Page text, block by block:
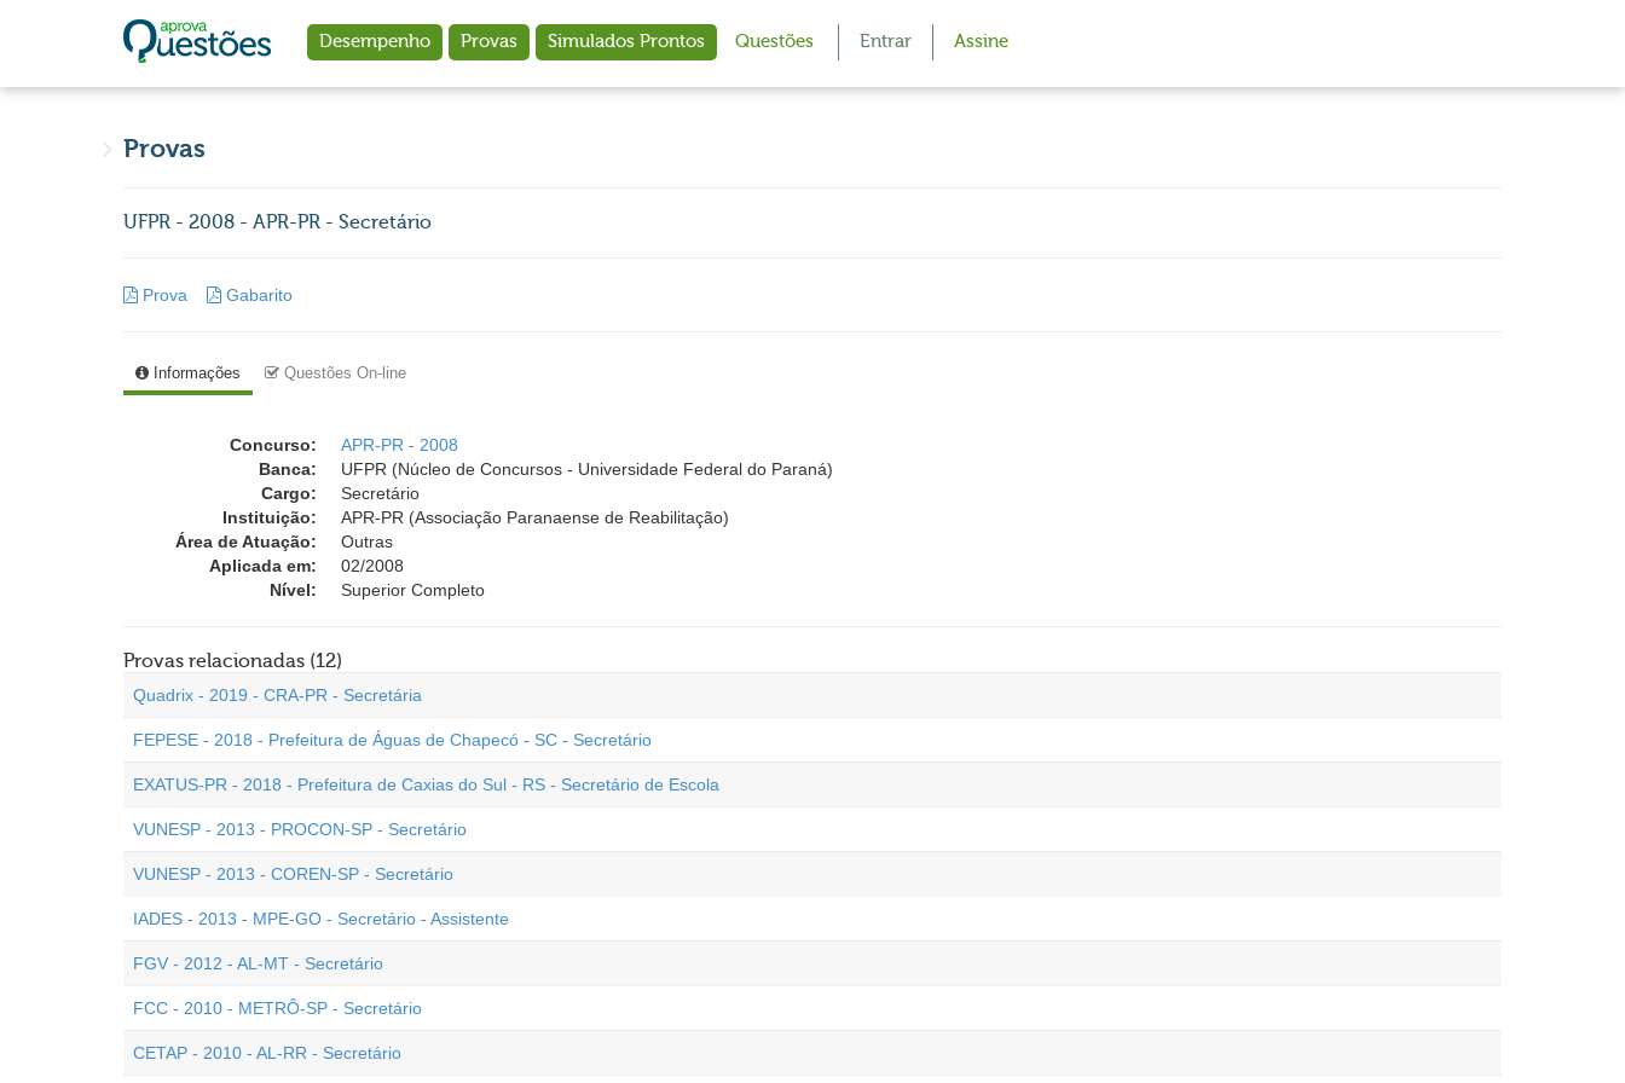
Desempenho Provas Simulados Prontos Questões Entrar Assine
Provas
UFPR - 2008 - APR-PR - Secretário
Prova Gabarito
Informações Questões On-line
Concurso:
APR-PR - 2008
Banca:
UFPR (Núcleo de Concursos - Universidade Federal do Paraná)
Cargo:
Secretário
Instituição:
APR-PR (Associação Paranaense de Reabilitação)
Área de Atuação:
Outras
Aplicada em:
02/2008
Nível:
Superior Completo
Provas relacionadas (12)
Quadrix - 2019 - CRA-PR - Secretária
FEPESE - 2018 - Prefeitura de Águas de Chapecó - SC - Secretário
EXATUS-PR - 2018 - Prefeitura de Caxias do Sul - RS - Secretário de Escola
VUNESP - 2013 - PROCON-SP - Secretário
VUNESP - 2013 - COREN-SP - Secretário
IADES - 2013 - MPE-GO - Secretário - Assistente
FGV - 2012 - AL-MT - Secretário
FCC - 2010 - METRÔ-SP - Secretário
CETAP - 2010 - AL-RR - Secretário